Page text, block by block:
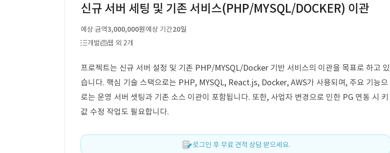
신규 서버 세팅 및 기존 서비스(PHP/MYSQL/DOCKER) 이관
예상 금액3,000,000원예상 기간20일
개발
웹 외 2개
프로젝트는 신규 서버 설정 및 기존 PHP/MYSQL/Docker 기반 서비스의 이관을 목표로 하고 있
습니다. 핵심 기술 스택으로는 PHP, MYSQL, React.js, Docker, AWS가 사용되며, 주요 기능으
로는 운영 서버 셋팅과 기존 소스 이관이 포함됩니다. 또한, 사업자 변경으로 인한 PG 연동 시 키
값 수정 작업도 필요합니다.
로그인 후 무료 견적 상담 받으세요.